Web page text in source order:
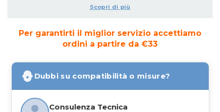
Per garantirti il miglior servizio accettiamo
ordini a partire da €33
Dubbi su compatibilità o misure?
Consulenza Tecnica
Scopri di più